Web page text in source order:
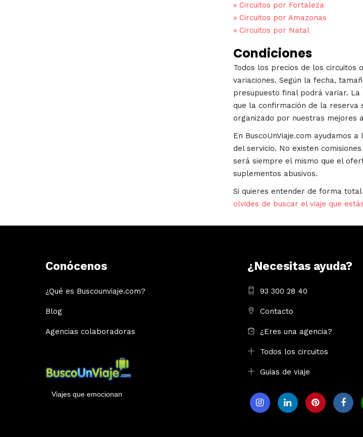
» Circuitos por Fortaleza
» Circuitos por Amazonas
» Circuitos por Natal
Condiciones
Todos los precios de los circuitos
variaciones. Según la fecha,
presupuesto final podrá variar.
que la confirmación de la reserva
organizado por nuestras mejores
En BuscoUnViaje.com ayudamos
del servicio. No existen
será siempre el mismo que el
suplementos abusivos.
Si quieres entender de forma
olvides de buscar el viaje que
Conócenos
¿Qué es Buscounviaje.com?
Blog
Agencias colaboradoras
Viajes que emocionan
¿Necesitas ayuda?
93 300 28 40
Contacto
¿Eres una agencia?
Todos los circuitos
Guias de viaje